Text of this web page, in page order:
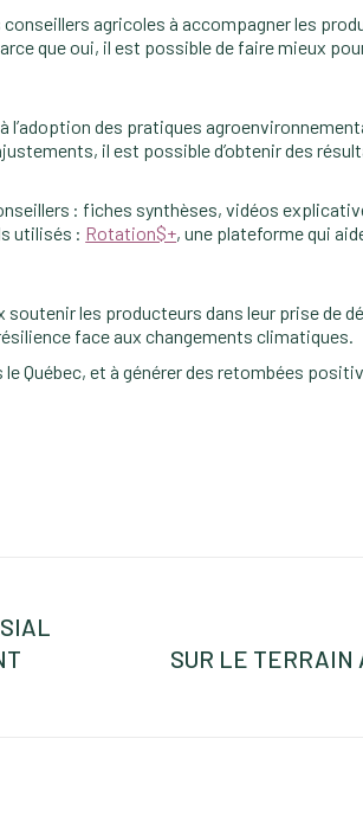
conseillers agricoles à accompagner les
que oui, il est possible de faire mieux
des pratiques
il est possible d’obtenir des
: fiches synthèses, vidéos
utilisés : Rotation$+, une plateforme qui
les producteurs dans leur prise de
face aux changements climatiques.
Québec, et à générer des retombées
NextSUR LE TERRAIN